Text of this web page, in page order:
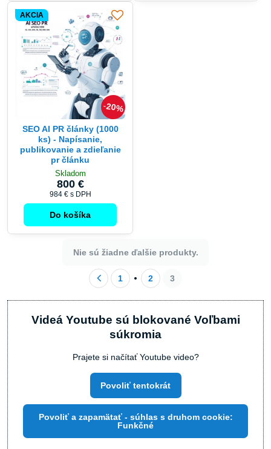
20%
AKCIA
SEO AI PR články (1000
ks) - Napísanie,
publikovanie a zdieľanie
pr článku
Skladom
800 €
984 € s DPH
Do košíka
Nie sú žiadne ďalšie produkty.
1 2 3
Videá Youtube sú blokované Voľbami
súkromia
Prajete si načítať Youtube video?
Povoliť tentokrát
Povoliť a zapamätať - súhlas s druhom cookie:
Funkčné